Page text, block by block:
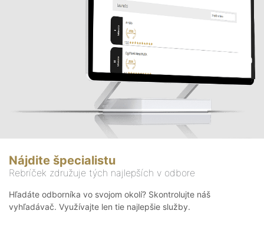
Nájdite špecialistu
Rebríček združuje tých najlepších v odbore
Hľadáte odborníka vo svojom okolí? Skontrolujte náš
vyhľadávač. Využívajte len tie najlepšie služby.